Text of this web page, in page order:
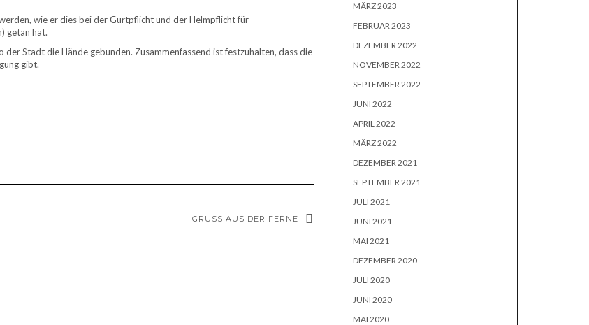
wie er dies bei der Gurtpflicht und der Helmpflicht für
getan hat.
Stadt die Hände gebunden. Zusammenfassend ist festzuhalten, dass die
gibt.
GRUSS AUS DER FERNE
MÄRZ 2023
FEBRUAR 2023
DEZEMBER 2022
NOVEMBER 2022
SEPTEMBER 2022
JUNI 2022
APRIL 2022
MÄRZ 2022
DEZEMBER 2021
SEPTEMBER 2021
JULI 2021
JUNI 2021
MAI 2021
DEZEMBER 2020
JULI 2020
JUNI 2020
MAI 2020